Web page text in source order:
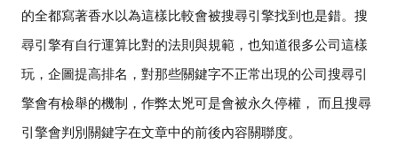
的全都寫著香水以為這樣比較會被搜尋引擎找到也是錯。搜
尋引擎有自行運算比對的法則與規範，也知道很多公司這樣
玩，企圖提高排名，對那些關鍵字不正常出現的公司搜尋引
擎會有檢舉的機制，作弊太兇可是會被永久停權， 而且搜尋
引擎會判別關鍵字在文章中的前後內容關聯度。